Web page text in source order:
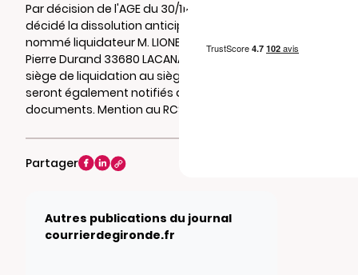
Par décision de l'AGE du 30/11/2022, il a été
décidé la dissolution anticipée de la société,
nommé liquidateur M. LIONEL FLEURY 34 rue
Pierre Durand 33680 LACANAU , et fixé le
siège de liquidation au siège social où
seront également notifiés actes et
documents. Mention au RCS de BORDEAUX.
Partager
Autres publications du journal
courrierdegironde.fr